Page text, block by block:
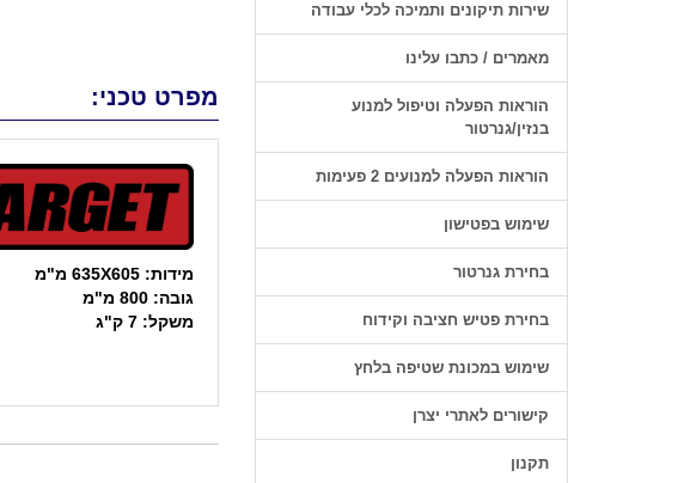
מפרט טכני:
מידות: 635X605 מ"מ
גובה: 800 מ"מ
משקל: 7 ק"ג
שירות תיקונים ותמיכה לכלי עבודה
מאמרים / כתבו עלינו
הוראות הפעלה וטיפול למנוע
בנזין/גנרטור
הוראות הפעלה למנועים 2 פעימות
שימוש בפטישון
בחירת גנרטור
בחירת פטיש חציבה וקידוח
שימוש במכונת שטיפה בלחץ
קישורים לאתרי יצרן
תקנון